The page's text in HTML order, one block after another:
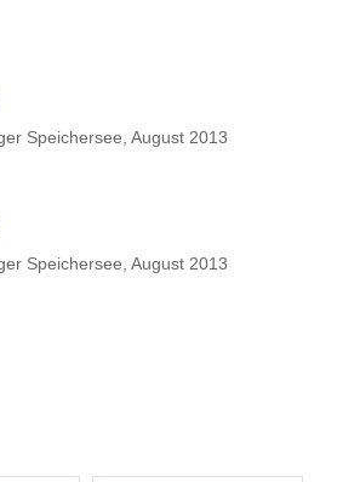
Speichersee, August 2013
Speichersee, August 2013